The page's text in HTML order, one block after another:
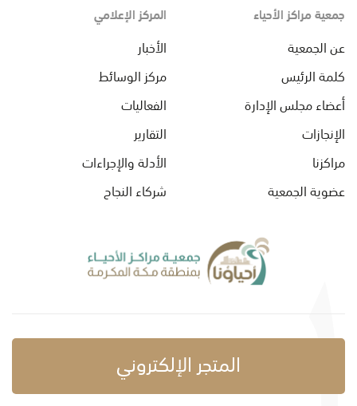
جمعية مراكز الأحياء
عن الجمعية
كلمة الرئيس
أعضاء مجلس الإدارة
الإنجازات
مراكزنا
عضوية الجمعية
المركز الإعلامي
الأخبار
مركز الوسائط
الفعاليات
التقارير
الأدلة والإجراءات
شركاء النجاح
المتجر الإلكتروني